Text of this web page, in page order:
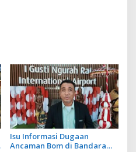
Isu Informasi Dugaan
Ancaman Bom di Bandara